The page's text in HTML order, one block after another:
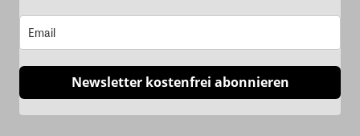
Newsletter kostenfrei abonnieren